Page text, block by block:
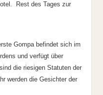
Rest des Tages zur
Gompa befindet sich im
und verfügt über
die riesigen Statuten der
werden die Gesichter der